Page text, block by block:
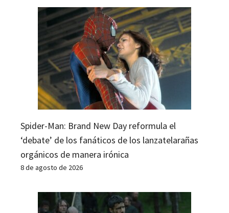
Spider-Man: Brand New Day reformula el
‘debate’ de los fanáticos de los lanzatelarañas
orgánicos de manera irónica
8 de agosto de 2026